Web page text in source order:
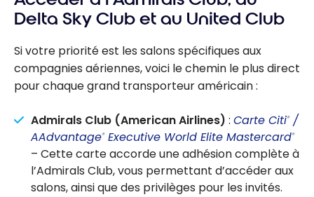
Delta Sky Club et au United Club
Si votre priorité est les salons spécifiques aux
compagnies aériennes, voici le chemin le plus direct
pour chaque grand transporteur américain :
Admirals Club (American Airlines) : Carte Citi®/
AAdvantage®Executive World Elite Mastercard®
– Cette carte accorde une adhésion complète à
l’Admirals Club, vous permettant d’accéder aux
salons, ainsi que des privilèges pour les invités.